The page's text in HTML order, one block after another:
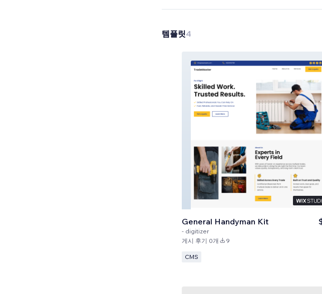
템플릿4
General Handyman Kit
- digitizer
게시 후기 0개 9
CMS